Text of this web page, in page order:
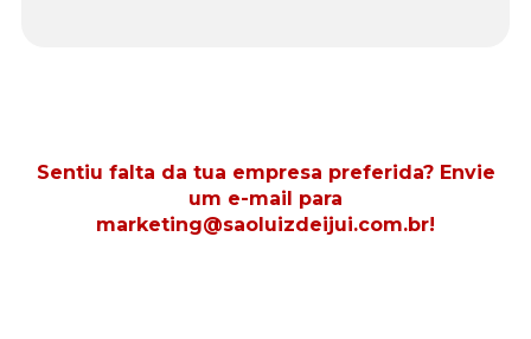
Sentiu falta da tua empresa preferida? Envie
um e-mail para
marketing@saoluizdeijui.com.br!